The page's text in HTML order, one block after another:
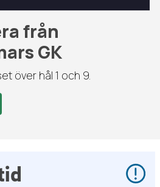
från
GK
över hål 1 och 9.